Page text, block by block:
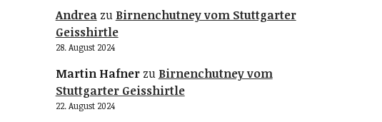
Andreazu Birnenchutney vom Stuttgarter
Geisshirtle
28. August 2024
Martin Hafnerzu Birnenchutney vom
Stuttgarter Geisshirtle
22. August 2024